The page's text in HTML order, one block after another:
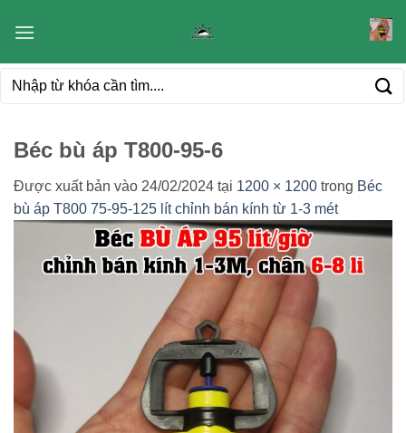
qua
dung
Tìm
Béc bù áp T800-95-6
Được xuất bản vào 24/02/2024 tại 1200 × 1200 trong Béc
bù áp T800 75-95-125 lít chỉnh bán kính từ 1-3 mét